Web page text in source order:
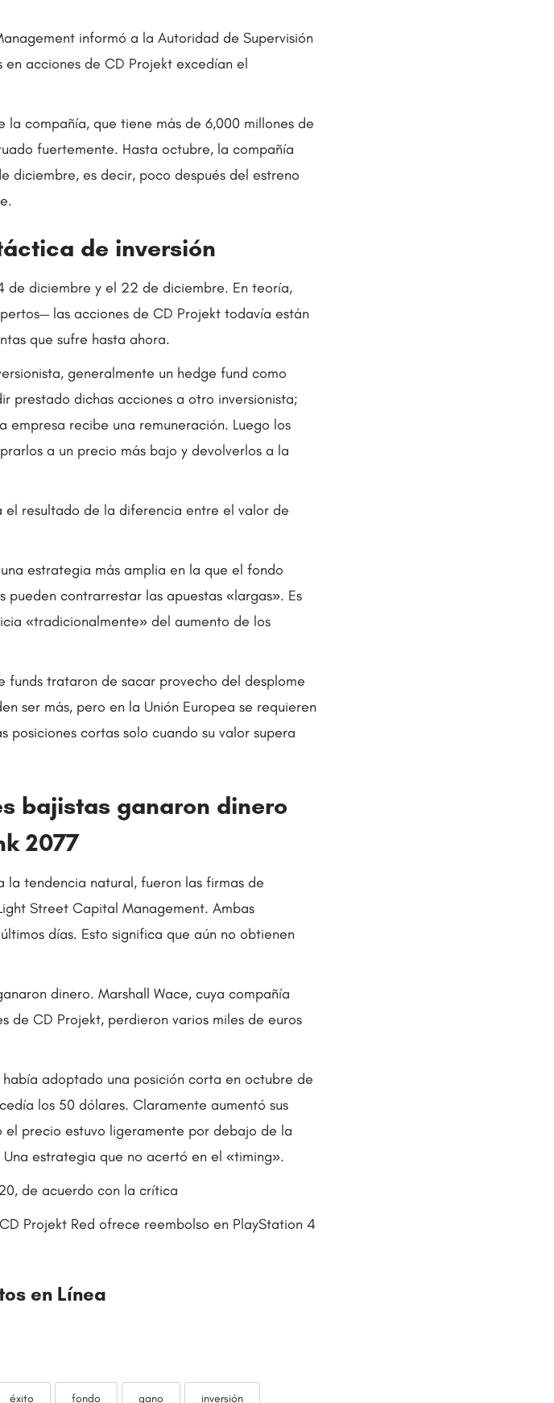
informó a la Autoridad de Supervisión
en acciones de CD Projekt excedían el
compañía, que tiene más de 6,000 millones de
fuertemente. Hasta octubre, la compañía
diciembre, es decir, poco después del estreno
de inversión
de diciembre y el 22 de diciembre. En teoría,
las acciones de CD Projekt todavía están
que sufre hasta ahora.
generalmente un hedge fund como
prestado dichas acciones a otro inversionista;
recibe una remuneración. Luego los
a un precio más bajo y devolverlos a la
resultado de la diferencia entre el valor de
estrategia más amplia en la que el fondo
pueden contrarrestar las apuestas «largas». Es
«tradicionalmente» del aumento de los
funds trataron de sacar provecho del desplome
ser más, pero en la Unión Europea se requieren
posiciones cortas solo cuando su valor supera
bajistas ganaron dinero
2077
la tendencia natural, fueron las firmas de
Street Capital Management. Ambas
días. Esto significa que aún no obtienen
dinero. Marshall Wace, cuya compañía
de CD Projekt, perdieron varios miles de euros
adoptado una posición corta en octubre de
los 50 dólares. Claramente aumentó sus
el precio estuvo ligeramente por debajo de la
estrategia que no acertó en el «timing».
de acuerdo con la crítica
Projekt Red ofrece reembolso en PlayStation 4
en Línea
éxito fondo gano inversión